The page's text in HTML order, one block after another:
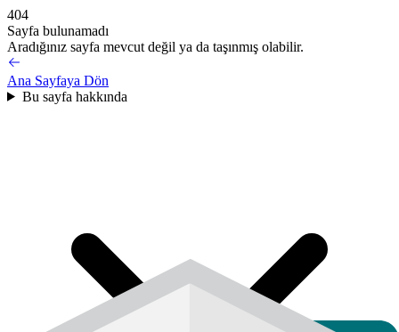
404
Sayfa bulunamadı
Aradığınız sayfa mevcut değil ya da taşınmış olabilir.
Ana Sayfaya Dön
Bu sayfa hakkında